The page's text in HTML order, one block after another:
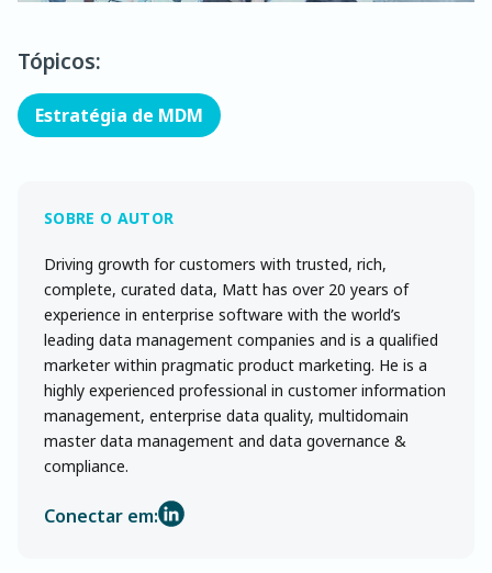
Tópicos:
Estratégia de MDM
Driving growth for customers with trusted, rich,
complete, curated data, Matt has over 20 years of
experience in enterprise software with the world’s
leading data management companies and is a qualified
marketer within pragmatic product marketing. He is a
highly experienced professional in customer information
management, enterprise data quality, multidomain
master data management and data governance &
compliance.
Conectar em: